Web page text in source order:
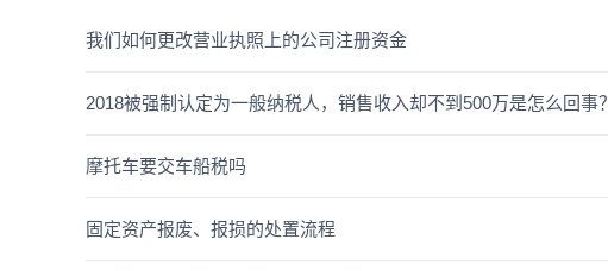
我们如何更改营业执照上的公司注册资金
2018被强制认定为一般纳税人，销售收入却不到500万是怎么回事？
摩托车要交车船税吗
固定资产报废、报损的处置流程